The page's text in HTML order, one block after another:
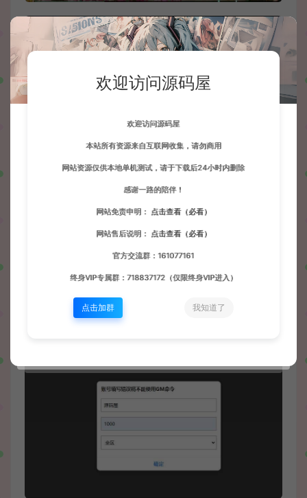
欢迎访问源码屋
欢迎访问源码屋
本站所有资源来自互联网收集，请勿商用
网站资源仅供本地单机测试，请于下载后24小时内删除
感谢一路的陪伴！
网站免责申明： 点击查看（必看）
网站售后说明： 点击查看（必看）
官方交流群：161077161
终身VIP专属群：718837172（仅限终身VIP进入）
点击加群 我知道了